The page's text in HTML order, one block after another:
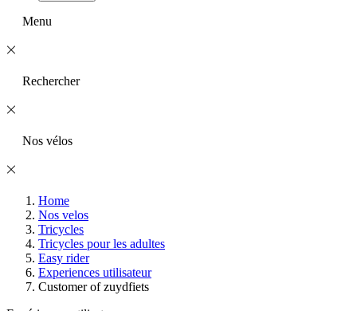
Menu
Rechercher
Nos vélos
Home
Nos velos
Tricycles
Tricycles pour les adultes
Easy rider
Experiences utilisateur
Customer of zuydfiets